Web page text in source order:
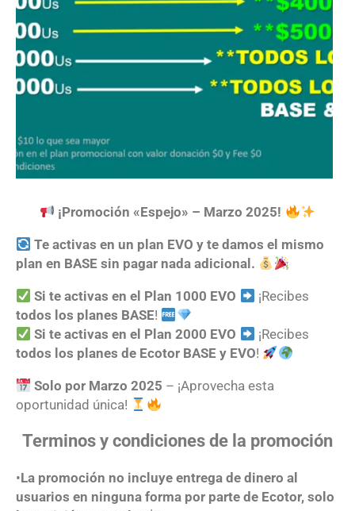
¡Promoción «Espejo» – Marzo 2025!
Te activas en un plan EVO y te damos el mismo
plan en BASE sin pagar nada adicional.
Si te activas en el Plan 1000 EVO
¡Recibes
todos los planes BASE!
Si te activas en el Plan 2000 EVO
¡Recibes
todos los planes de Ecotor BASE y EVO!
Solo por Marzo 2025 – ¡Aprovecha esta
oportunidad única!
Terminos y condiciones de la promoción
•La promoción no incluye entrega de dinero al
usuarios en ninguna forma por parte de Ecotor, solo